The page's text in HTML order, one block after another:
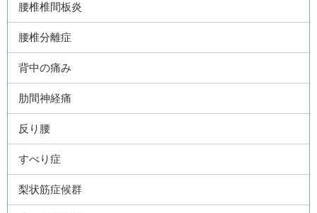
腰椎椎間板炎
腰椎分離症
背中の痛み
肋間神経痛
反り腰
すべり症
梨状筋症候群